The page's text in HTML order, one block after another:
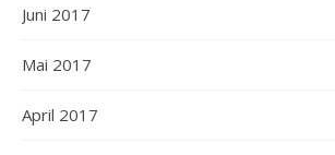
Juni 2017
Mai 2017
April 2017